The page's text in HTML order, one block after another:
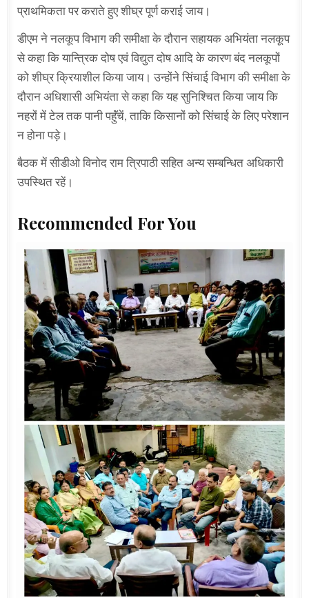
प्राथमिकता पर कराते हुए शीघ्र पूर्ण कराई जाय।
डीएम ने नलकूप विभाग की समीक्षा के दौरान सहायक अभियंता नलकूप
से कहा कि यान्त्रिक दोष एवं विद्युत दोष आदि के कारण बंद नलकूपों
को शीघ्र क्रियाशील किया जाय। उन्होंने सिंचाई विभाग की समीक्षा के
दौरान अधिशासी अभियंता से कहा कि यह सुनिश्चित किया जाय कि
नहरों में टेल तक पानी पहॅुंचें, ताकि किसानों को सिंचाई के लिए परेशान
न होना पड़े।
बैठक में सीडीओ विनोद राम त्रिपाठी सहित अन्य सम्बन्धित अधिकारी
उपस्थित रहें।
Recommended For You